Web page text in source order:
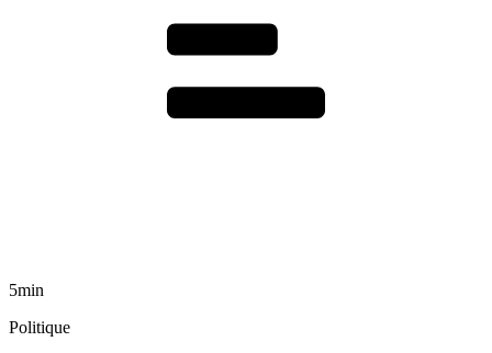
5min
Politique